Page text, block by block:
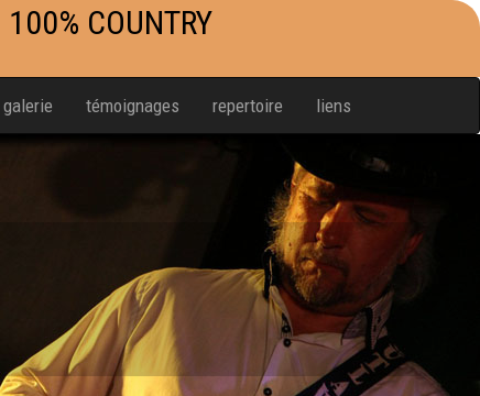
100% COUNTRY
galerie témoignages repertoire liens